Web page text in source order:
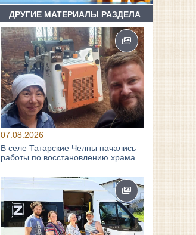
ДРУГИЕ МАТЕРИАЛЫ РАЗДЕЛА
07.08.2026
В селе Татарские Челны начались
работы по восстановлению храма